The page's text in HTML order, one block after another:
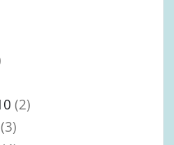
(2)
(3)